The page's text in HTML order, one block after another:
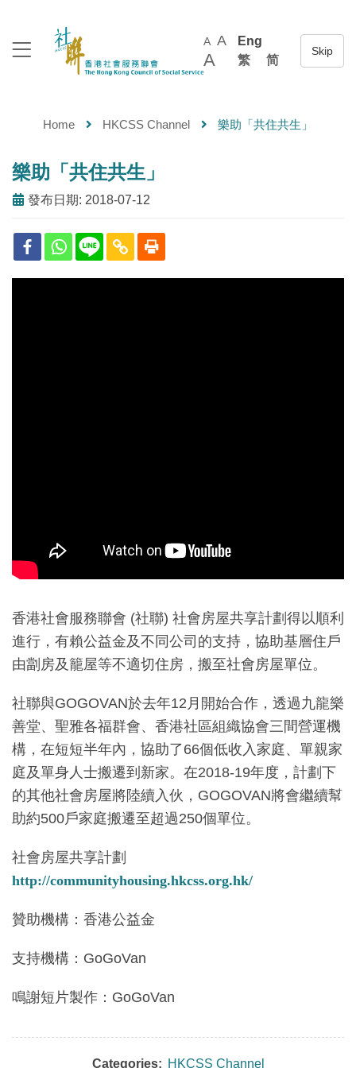
A A
A
Eng
繁
简
Home HKCSS Channel 樂助「共住共生」
樂助「共住共生」
發布日期: 2018-07-12
香港社會服務聯會 (社聯) 社會房屋共享計劃得以順利
進行，有賴公益金及不同公司的支持，協助基層住戶
由劏房及籠屋等不適切住房，搬至社會房屋單位。
社聯與GOGOVAN於去年12月開始合作，透過九龍樂
善堂、聖雅各福群會、香港社區組織協會三間營運機
構，在短短半年內，協助了66個低收入家庭、單親家
庭及單身人士搬遷到新家。在2018-19年度，計劃下
的其他社會房屋將陸續入伙，GOGOVAN將會繼續幫
助約500戶家庭搬遷至超過250個單位。
社會房屋共享計劃
http://communityhousing.hkcss.org.hk/
贊助機構：香港公益金
支持機構：GoGoVan
鳴謝短片製作：GoGoVan
Categories: HKCSS Channel